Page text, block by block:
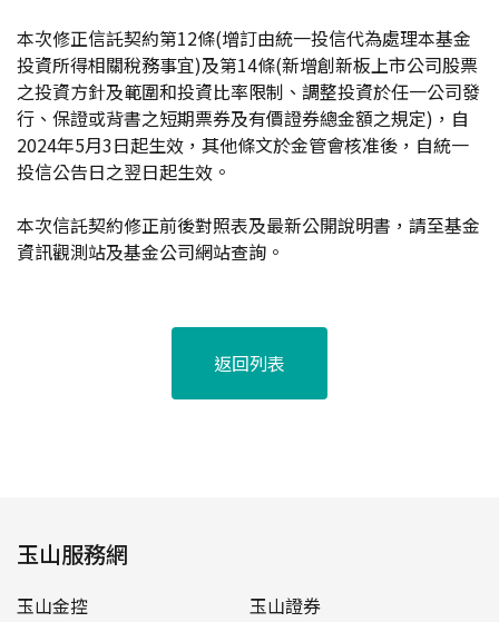
本次修正信託契約第12條(增訂由統一投信代為處理本基金
投資所得相關稅務事宜)及第14條(新增創新板上市公司股票
之投資方針及範圍和投資比率限制、調整投資於任一公司發
行、保證或背書之短期票券及有價證券總金額之規定)，自
2024年5月3日起生效，其他條文於金管會核准後，自統一
投信公告日之翌日起生效。
本次信託契約修正前後對照表及最新公開說明書，請至基金
資訊觀測站及基金公司網站查詢。
返回列表
玉山服務網
玉山金控
玉山證券